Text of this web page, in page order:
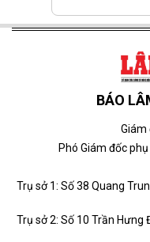
BÁO
Giám
Phó Giám đốc
Trụ sở 1: Số 38 Quang
Trụ sở 2: Số 10 Trần